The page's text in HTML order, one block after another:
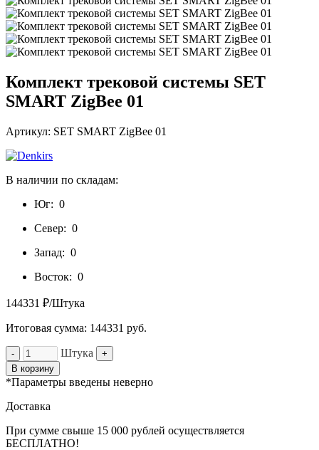
Комплект трековой системы SET
SMART ZigBee 01
Артикул: SET SMART ZigBee 01
В наличии по складам:
Юг: 0
Север: 0
Запад: 0
Восток: 0
144331 ₽/Штука
Итоговая сумма: 144331 руб.
- Штука
+
В корзину
*Параметры введены неверно
Доставка
При сумме свыше 15 000 рублей осуществляется
БЕСПЛАТНО!